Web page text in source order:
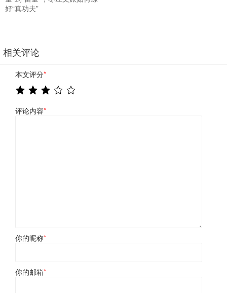
好“真功夫”
相关评论
本文评分*
评论内容*
你的昵称*
你的邮箱*